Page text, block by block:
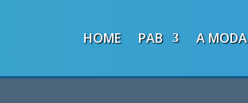
HOME PAB A